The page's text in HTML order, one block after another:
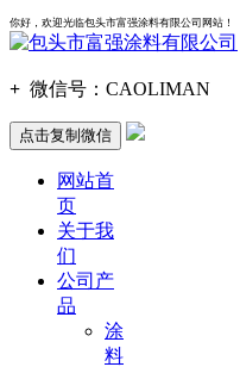
你好，欢迎光临包头市富强涂料有限公司网站！
+ 微信号： CAOLIMAN
点击复制微信
网站首
页
关于我
们
公司产
品
涂
料